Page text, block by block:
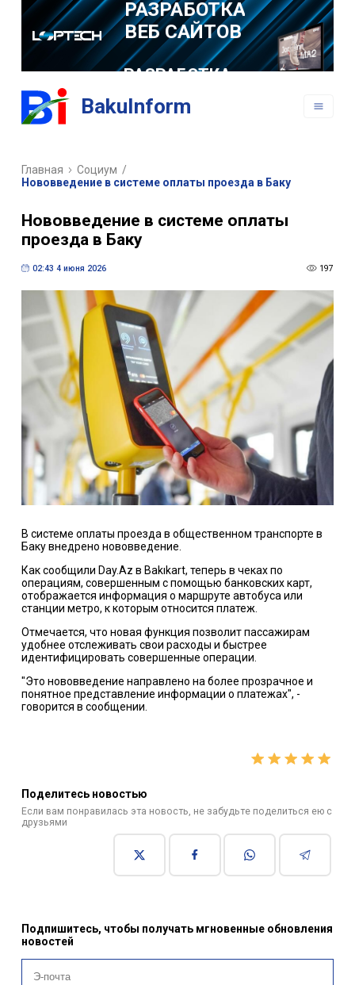
РАЗРАБОТКА
МОБИЛЬНЫХ
ПРИЛОЖЕНИЙ
BakuInform
Главная Социум /
Нововведение в системе оплаты проезда в Баку
Нововведение в системе оплаты
проезда в Баку
02:43 4 июня 2026 197
В системе оплаты проезда в общественном транспорте в
Баку внедрено нововведение.
Как сообщили Day.Az в Bakıkart, теперь в чеках по
операциям, совершенным с помощью банковских карт,
отображается информация о маршруте автобуса или
станции метро, к которым относится платеж.
Отмечается, что новая функция позволит пассажирам
удобнее отслеживать свои расходы и быстрее
идентифицировать совершенные операции.
"Это нововведение направлено на более прозрачное и
понятное представление информации о платежах", -
говорится в сообщении.
Поделитесь новостью
Если вам понравилась эта новость, не забудьте поделиться ею с
друзьями
Подпишитесь, чтобы получать мгновенные обновления
новостей